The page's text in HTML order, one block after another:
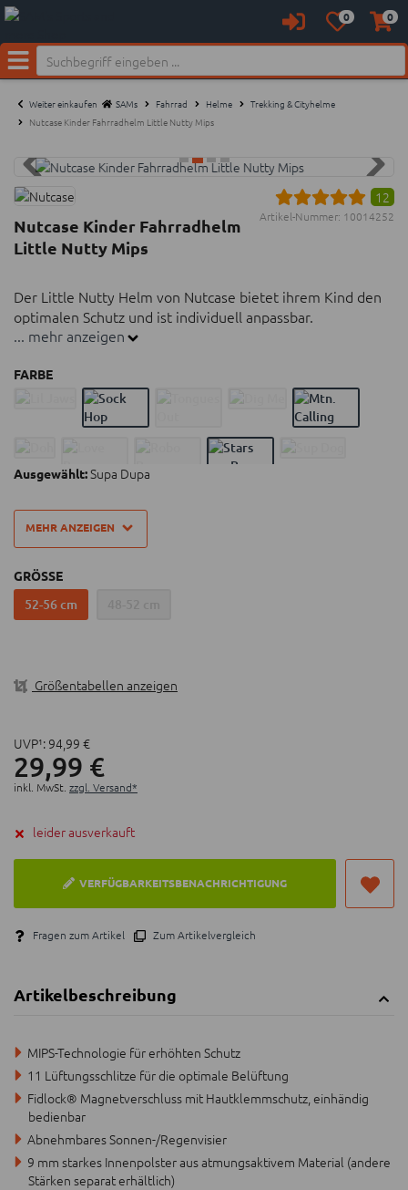
AnmeldenMerkzettel
aufklappen
0 0
Menü
Weiter einkaufen SAMs Fahrrad Helme
Trekking & Cityhelme
Nutcase Kinder Fahrradhelm Little Nutty Mips
12
Artikel-Nummer: 10014252
Nutcase Kinder Fahrradhelm
Little Nutty Mips
Der Little Nutty Helm von Nutcase bietet ihrem Kind den
optimalen Schutz und ist individuell anpassbar.
11 Lüftungsschlitze für optimale Belüftung
Fidlock® Magnetverschluss
Abnehmbares Sonnen-/Regenvisier
... mehr anzeigen
FARBE
Ausgewählt:Supa Dupa
MEHR ANZEIGEN
GRÖSSE
52-56 cm
Größentabellen anzeigen
UVP¹: 94, 99 €
29,99 €
inkl. MwSt. zzgl. Versand*
leider ausverkauft
VERFÜGBARKEITSBENACHRICHTIGUNG
Fragen zum Artikel Zum Artikelvergleich
Artikelbeschreibung
MIPS-Technologie für erhöhten Schutz
11 Lüftungsschlitze für die optimale Belüftung
Fidlock® Magnetverschluss mit Hautklemmschutz, einhändig
bedienbar
Abnehmbares Sonnen-/Regenvisier
9 mm starkes Innenpolster aus atmungsaktivem Material (andere
Stärken separat erhältlich)
Neu bei SAM's: